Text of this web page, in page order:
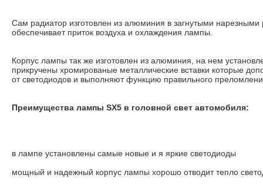
Сам радиатор изготовлен из алюминия в загнутыми нарезными
обеспечивает приток воздуха и охлаждения лампы.
Корпус лампы так же изготовлен из алюминия, на нем
прикручены хромированые металлические вставки которые
от светодиодов и выполняют функцию правильного
Преимущества лампы SX5 в головной свет автомобиля:
в лампе установлены самые новые и я яркие светодиоды
мощный и надежный корпус лампы хорошо отводит тепло